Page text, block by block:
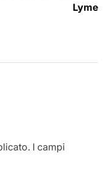
Lyme
I campi